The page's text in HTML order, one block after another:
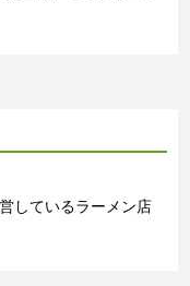
しているラーメン店